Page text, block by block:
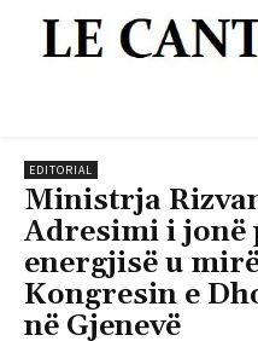
EDITORIAL
Ministrja
Adresimi i jonë
energjisë u
Kongresin e
në Gjenevë